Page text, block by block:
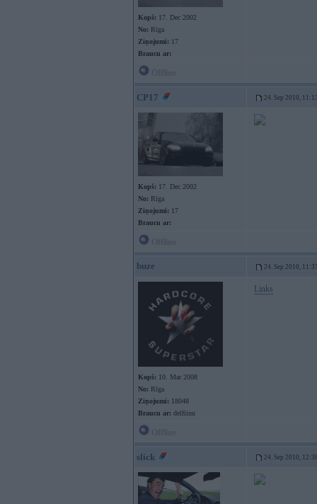
Kopš: 17. Dec 2002
No: Rīga
Ziņojumi: 17
Braucu ar:
CP17 24. Sep 2010,
Kopš: 17. Dec 2002
No: Rīga
Ziņojumi: 17
Braucu ar:
buze 24. Sep 2010,
Kopš: 10. Mar 2008
No: Rīga
Ziņojumi: 18048
Braucu ar: delfiinu
Links
slick 24. Sep 2010,